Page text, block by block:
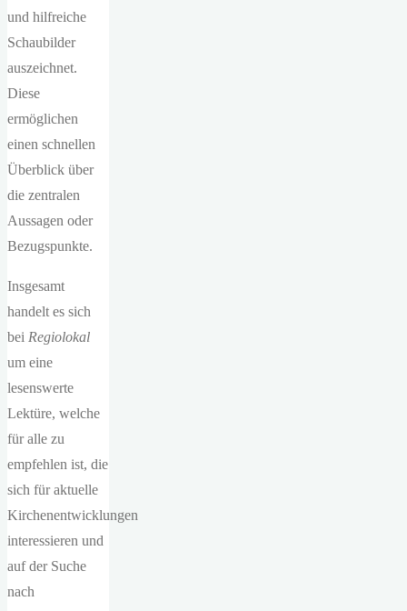
und hilfreiche
Schaubilder
auszeichnet.
Diese
ermöglichen
einen schnellen
Überblick über
die zentralen
Aussagen oder
Bezugspunkte.
Insgesamt
handelt es sich
bei Regiolokal
um eine
lesenswerte
Lektüre, welche
für alle zu
empfehlen ist, die
sich für aktuelle
Kirchenentwicklungen
interessieren und
auf der Suche
nach